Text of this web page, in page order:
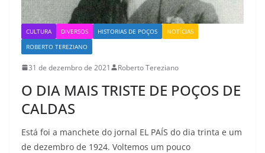
CULTURA DIVERSOS HISTORIAS DE POÇOS
NOTÍCIAS
ROBERTO TEREZIANO
31 de dezembro de 2021 Roberto Tereziano
O DIA MAIS TRISTE DE POÇOS DE
CALDAS
Está foi a manchete do jornal EL PAÍS do dia trinta e um
de dezembro de 1924. Voltemos um pouco